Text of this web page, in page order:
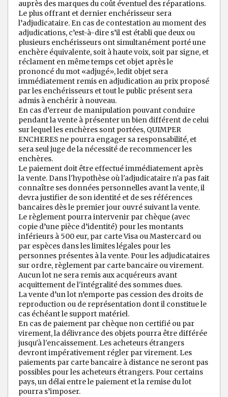
auprès des marques du coût éventuel des réparations.
Le plus offrant et dernier enchérisseur sera
l’adjudicataire. En cas de contestation au moment des
adjudications, c’est-à-dire s’il est établi que deux ou
plusieurs enchérisseurs ont simultanément porté une
enchère équivalente, soit à haute voix, soit par signe, et
réclament en même temps cet objet après le
prononcé du mot «adjugé», ledit objet sera
immédiatement remis en adjudication au prix proposé
par les enchérisseurs et tout le public présent sera
admis à enchérir à nouveau.
En cas d’erreur de manipulation pouvant conduire
pendant la vente à présenter un bien différent de celui
sur lequel les enchères sont portées, QUIMPER
ENCHERES ne pourra engager sa responsabilité, et
sera seul juge de la nécessité de recommencer les
enchères.
Le paiement doit être effectué immédiatement après
la vente. Dans l'hypothèse où l'adjudicataire n'a pas fait
connaître ses données personnelles avant la vente, il
devra justifier de son identité et de ses références
bancaires dès le premier jour ouvré suivant la vente.
Le règlement pourra intervenir par chèque (avec
copie d’une pièce d’identité) pour les montants
inférieurs à 500 eur, par carte Visa ou Mastercard ou
par espèces dans les limites légales pour les
personnes présentes à la vente. Pour les adjudicataires
sur ordre, règlement par carte bancaire ou virement.
Aucun lot ne sera remis aux acquéreurs avant
acquittement de l'intégralité des sommes dues.
La vente d’un lot n’emporte pas cession des droits de
reproduction ou de représentation dont il constitue le
cas échéant le support matériel.
En cas de paiement par chèque non certifié ou par
virement, la délivrance des objets pourra être différée
jusqu'à l'encaissement. Les acheteurs étrangers
devront impérativement régler par virement. Les
paiements par carte bancaire à distance ne seront pas
possibles pour les acheteurs étrangers. Pour certains
pays, un délai entre le paiement et la remise du lot
pourra s’imposer.